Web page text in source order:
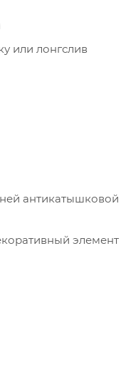
или лонгслив
элемент